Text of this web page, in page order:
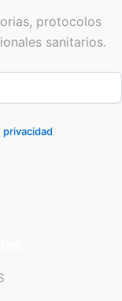
protocolos
sanitarios.
privacidad